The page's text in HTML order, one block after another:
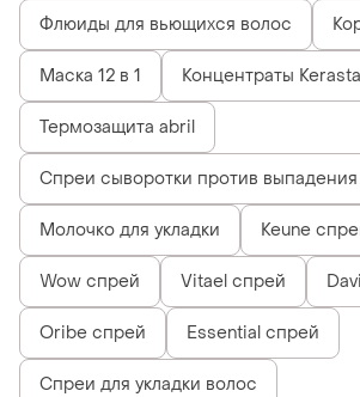
Флюиды для вьющихся волос
Маска 12 в 1 Концентраты
Термозащита abril
Спреи сыворотки против выпадения
Молочко для укладки Keune
Wow спрей Vitael спрей
Oribe спрей Essential спрей
Спреи для укладки волос